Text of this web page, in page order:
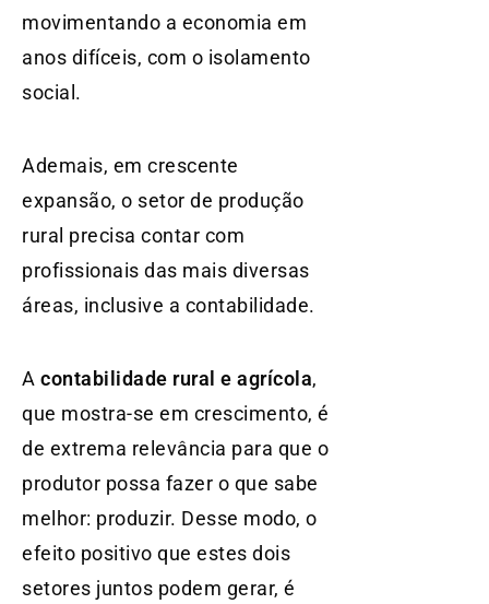
movimentando a economia em
anos difíceis, com o isolamento
social.
Ademais, em crescente
expansão, o setor de produção
rural precisa contar com
profissionais das mais diversas
áreas, inclusive a contabilidade.
A contabilidade rural e agrícola,
que mostra-se em crescimento, é
de extrema relevância para que o
produtor possa fazer o que sabe
melhor: produzir. Desse modo, o
efeito positivo que estes dois
setores juntos podem gerar, é